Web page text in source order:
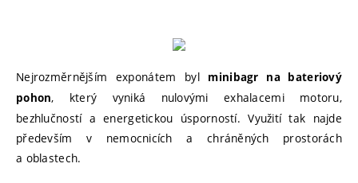
Nejrozměrnějším exponátem byl minibagr na bateriový
pohon, který vyniká nulovými exhalacemi motoru,
bezhlučností a energetickou úsporností. Využití tak najde
především v nemocnicích a chráněných prostorách
a oblastech.